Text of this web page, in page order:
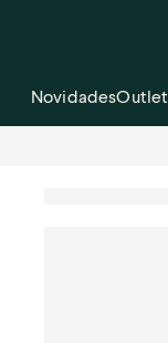
NovidadesOutlet